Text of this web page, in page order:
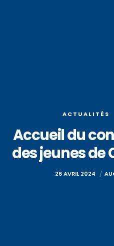
ACTUALITÉS
Accueil du
des jeunes de
26 AVRIL 2024